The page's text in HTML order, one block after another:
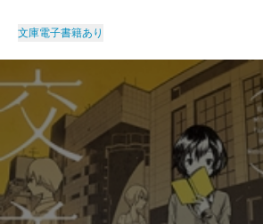
文庫電子書籍あり